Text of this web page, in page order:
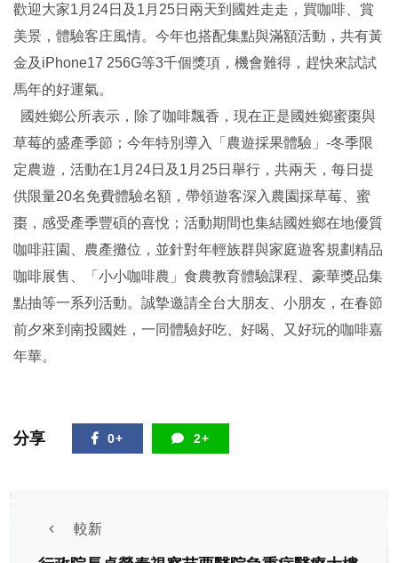
歡迎大家1月24日及1月25日兩天到國姓走走，買咖啡、賞
美景，體驗客庄風情。今年也搭配集點與滿額活動，共有黃
金及iPhone17 256G等3千個獎項，機會難得，趕快來試試
馬年的好運氣。
國姓鄉公所表示，除了咖啡飄香，現在正是國姓鄉蜜棗與
草莓的盛產季節；今年特別導入「農遊採果體驗」-冬季限
定農遊，活動在1月24日及1月25日舉行，共兩天，每日提
供限量20名免費體驗名額，帶領遊客深入農園採草莓、蜜
棗，感受產季豐碩的喜悅；活動期間也集結國姓鄉在地優質
咖啡莊園、農產攤位，並針對年輕族群與家庭遊客規劃精品
咖啡展售、「小小咖啡農」食農教育體驗課程、豪華獎品集
點抽等一系列活動。誠摯邀請全台大朋友、小朋友，在春節
前夕來到南投國姓，一同體驗好吃、好喝、又好玩的咖啡嘉
年華。
分享 0+ 2+
較新